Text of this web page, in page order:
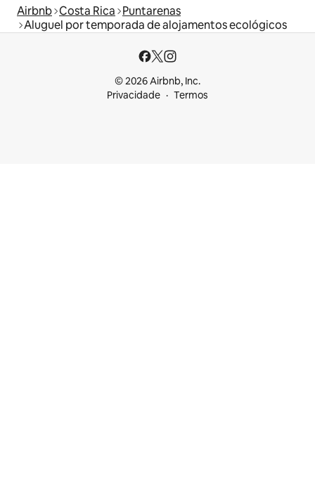
Airbnb Costa Rica Puntarenas
Aluguel por temporada de alojamentos ecológicos
© 2026 Airbnb, Inc.
Privacidade
Termos